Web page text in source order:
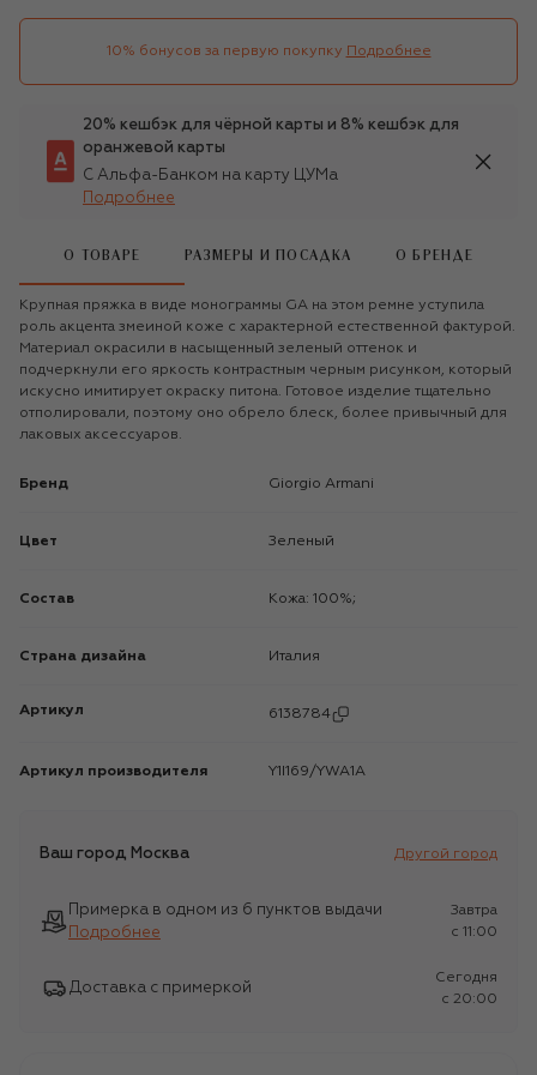
10% бонусов за первую покупку Подробнее
20% кешбэк для чёрной карты и 8% кешбэк для
оранжевой карты
С Альфа-Банком на карту ЦУМа
Подробнее
О ТОВАРЕ РАЗМЕРЫ И ПОСАДКА О БРЕНДЕ
Крупная пряжка в виде монограммы GA на этом ремне уступила
роль акцента змеиной коже с характерной естественной фактурой.
Материал окрасили в насыщенный зеленый оттенок и
подчеркнули его яркость контрастным черным рисунком, который
искусно имитирует окраску питона. Готовое изделие тщательно
отполировали, поэтому оно обрело блеск, более привычный для
лаковых аксессуаров.
Бренд Giorgio Armani
Цвет Зеленый
Состав Кожа: 100%;
Страна дизайна Италия
Артикул 6138784
Артикул производителя Y1I169/YWA1A
Ваш город Москва Другой город
Примерка в одном из 6 пунктов выдачи
Подробнее
Завтра
c 11:00
Доставка с примеркой
Сегодня
c 20:00